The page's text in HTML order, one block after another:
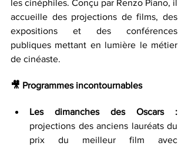
les cinéphiles. Conçu par Renzo Piano, il
accueille des projections de films, des
expositions et des conférences
publiques mettant en lumière le métier
de cinéaste.
🎥 Programmes incontournables
projections des anciens lauréats du
prix du meilleur film avec